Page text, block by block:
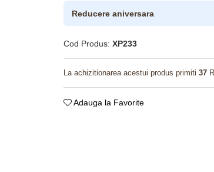
Reducere aniversara
Cod Produs: XP233
La achizitionarea acestui produs primiti 37
Adauga la Favorite